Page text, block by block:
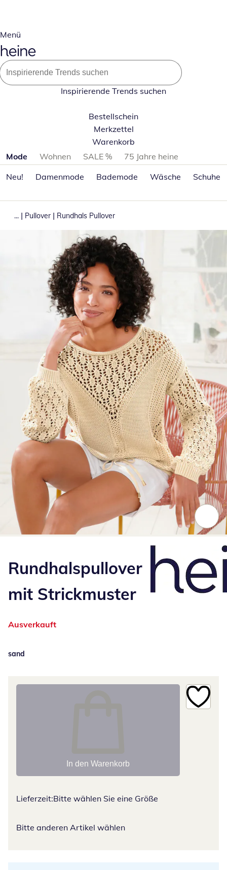
Menü
Inspirierende Trends suchen
Bestellschein
Merkzettel
Warenkorb
Produktkategorien überspringen
Mode Wohnen SALE %
75 Jahre heine
Neu!
Damenmode Bademode Wäsche Schuhe
... | Pullover | Rundhals Pullover
Rundhalspullover
mit Strickmuster
Ausverkauft
sand
In den Warenkorb
Lieferzeit:Bitte wählen Sie eine Größe
Bitte anderen Artikel wählen